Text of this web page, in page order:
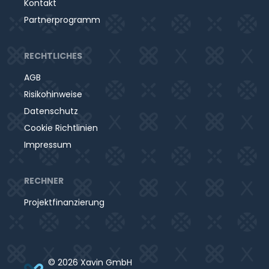
Kontakt
Partnerprogramm
RECHTLICHES
AGB
Risikohinweise
Datenschutz
Cookie Richtlinien
Impressum
RECHNER
Projektfinanzierung
© 2026 Xavin GmbH